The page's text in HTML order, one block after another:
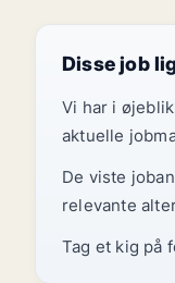
Disse job
Vi har i
aktuelle
De viste
relevante
Tag et kig på